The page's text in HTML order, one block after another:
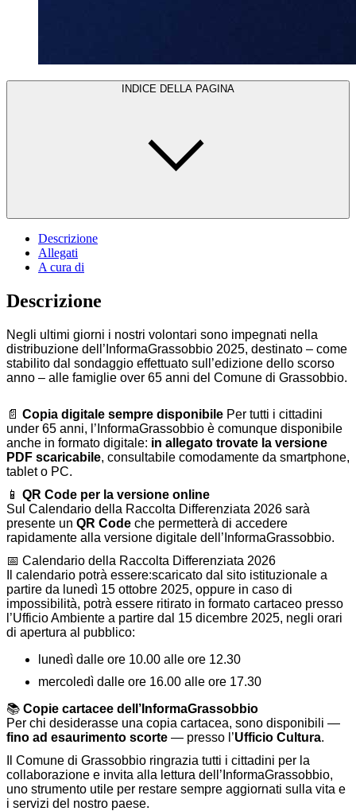
INDICE DELLA PAGINA
Descrizione
Allegati
A cura di
Descrizione
Negli ultimi giorni i nostri volontari sono impegnati nella
distribuzione dell’InformaGrassobbio 2025, destinato – come
stabilito dal sondaggio effettuato sull’edizione dello scorso
anno – alle famiglie over 65 anni del Comune di Grassobbio.
📄 Copia digitale sempre disponibile Per tutti i cittadini
under 65 anni, l’InformaGrassobbio è comunque disponibile
anche in formato digitale: in allegato trovate la versione
PDF scaricabile, consultabile comodamente da smartphone,
tablet o PC.
📱 QR Code per la versione online
Sul Calendario della Raccolta Differenziata 2026 sarà
presente un QR Code che permetterà di accedere
rapidamente alla versione digitale dell’InformaGrassobbio.
📅 Calendario della Raccolta Differenziata 2026
Il calendario potrà essere:scaricato dal sito istituzionale a
partire da lunedì 15 ottobre 2025, oppure in caso di
impossibilità, potrà essere ritirato in formato cartaceo presso
l’Ufficio Ambiente a partire dal 15 dicembre 2025, negli orari
di apertura al pubblico:
lunedì dalle ore 10.00 alle ore 12.30
mercoledì dalle ore 16.00 alle ore 17.30
📚 Copie cartacee dell’InformaGrassobbio
Per chi desiderasse una copia cartacea, sono disponibili —
fino ad esaurimento scorte — presso l’Ufficio Cultura.
Il Comune di Grassobbio ringrazia tutti i cittadini per la
collaborazione e invita alla lettura dell’InformaGrassobbio,
uno strumento utile per restare sempre aggiornati sulla vita e
i servizi del nostro paese.